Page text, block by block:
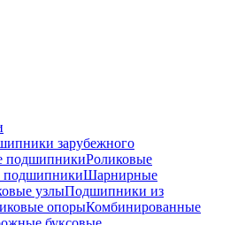
зарубежного
подшипникиРоликовые
подшипникиШарнирные
узлыПодшипники из
опорыКомбинированные